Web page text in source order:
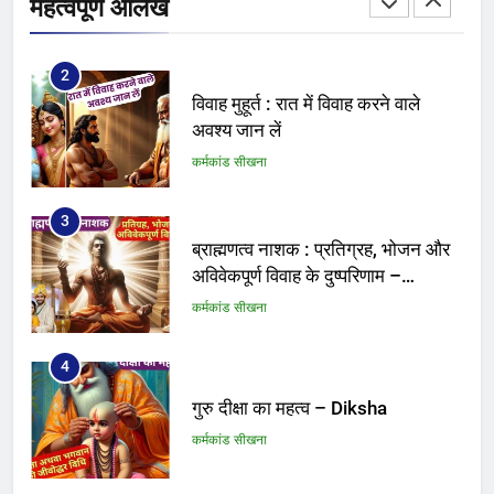
महत्वपूर्ण आलेख
2
विवाह मुहूर्त : रात में विवाह करने वाले
अवश्य जान लें
कर्मकांड सीखना
3
ब्राह्मणत्व नाशक : प्रतिग्रह, भोजन और
अविवेकपूर्ण विवाह के दुष्परिणाम –
Brahmanatva
कर्मकांड सीखना
4
गुरु दीक्षा का महत्व – Diksha
कर्मकांड सीखना